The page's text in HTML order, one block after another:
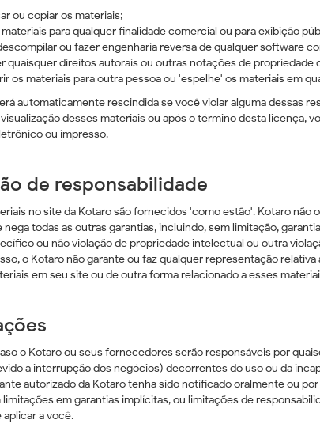
ou copiar os materiais;
para qualquer finalidade comercial ou para exibição
ou fazer engenharia reversa de qualquer software
quaisquer direitos autorais ou outras notações de propriedade
os materiais para outra pessoa ou 'espelhe' os materiais em
automaticamente rescindida se você violar alguma dessas
desses materiais ou após o término desta licença,
ou impresso.
de responsabilidade
no site da Kotaro são fornecidos 'como estão'. Kotaro não
nega todas as outras garantias, incluindo, sem limitação,
ou não violação de propriedade intelectual ou outra
o Kotaro não garante ou faz qualquer representação
em seu site ou de outra forma relacionado a esses
o Kotaro ou seus fornecedores serão responsáveis ​​por
a interrupção dos negócios) decorrentes do uso ou da
autorizado da Kotaro tenha sido notificado oralmente ou
em garantias implícitas, ou limitações de
a você.